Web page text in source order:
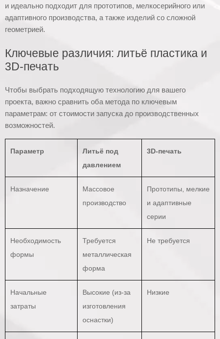
и идеально подходит для прототипов, мелкосерийного или
адаптивного производства, а также изделий со сложной
геометрией.
Ключевые различия: литьё пластика и
3D-печать
Чтобы выбрать подходящую технологию для вашего
проекта, важно сравнить оба метода по ключевым
параметрам: от стоимости запуска до производственных
возможностей.
Параметр
Литьё под
давлением
3D-печать
Назначение
Массовое
производство
Прототипы, мелкие
и адаптивные
серии
Необходимость
формы
Требуется
металлическая
форма
Не требуется
Начальные
затраты
Высокие (из-за
изготовления
оснастки)
Низкие